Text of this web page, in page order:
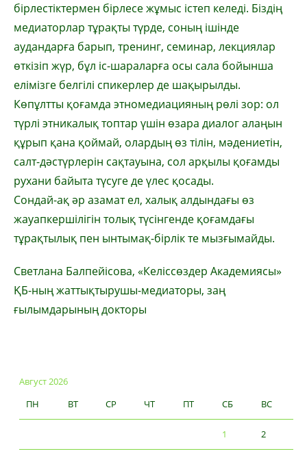
бірлестіктермен бірлесе жұмыс істеп келеді. Біздің
медиаторлар тұрақты түрде, соның ішінде
аудандарға барып, тренинг, семинар, лекциялар
өткізіп жүр, бұл іс-шараларға осы сала бойынша
елімізге белгілі спикерлер де шақырылды.
Көпұлтты қоғамда этномедиацияның рөлі зор: ол
түрлі этникалық топтар үшін өзара диалог алаңын
құрып қана қоймай, олардың өз тілін, мәдениетін,
салт-дәстүрлерін сақтауына, сол арқылы қоғамды
рухани байыта түсуге де үлес қосады.
Сондай-ақ әр азамат ел, халық алдындағы өз
жауапкершілігін толық түсінгенде қоғамдағы
тұрақтылық пен ынтымақ-бірлік те мызғымайды.
Светлана Балпейісова, «Келіссөздер Академиясы»
ҚБ-ның жаттықтырушы-медиаторы, заң
ғылымдарының докторы
Август 2026
ПН
ВТ СР ЧТ ПТ СБ ВС
1 2